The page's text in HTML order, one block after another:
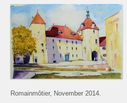
Romainmôtier, November 2014.